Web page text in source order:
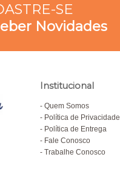
SE
Novidades
Institucional
Quem Somos
Política de Privacidade
Política de Entrega
Fale Conosco
Trabalhe Conosco